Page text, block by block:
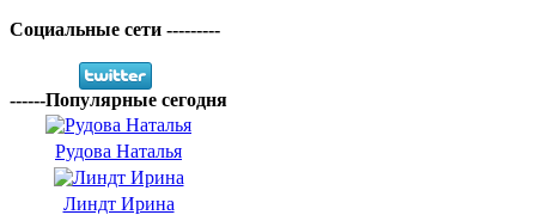
Социальные сети ---------
------Популярные сегодня
Рудова Наталья
Линдт Ирина